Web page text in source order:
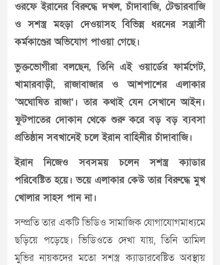
ওরফে ইরানের বিরুদ্ধে দখল, চাঁদাবাজি, টেন্ডারবাজি
ও সশস্ত্র মহড়া দেওয়াসহ বিভিন্ন ধরনের সন্ত্রাসী
কর্মকাণ্ডের অভিযোগ পাওয়া গেছে।
ভুক্তভোগীরা বলছেন, তিনি এই ওয়ার্ডের ফার্মগেট,
খামারবাড়ী, রাজাবাজার ও আশপাশের এলাকার
‘অঘোষিত রাজা’। তার কথাই যেন সেখানে আইন।
ফুটপাতের দোকান থেকে শুরু করে বড় বড় ব্যবসা
প্রতিষ্ঠান সবখানেই চলে ইরান বাহিনীর চাঁদাবাজি।
ইরান নিজেও সবসময় চলেন সশস্ত্র ক্যাডার
পরিবেষ্টিত হয়ে। ভয়ে এলাকার কেউ তার বিরুদ্ধে মুখ
খোলার সাহস পান না।
সম্প্রতি তার একটি ভিডিও সামাজিক যোগাযোগমাধ্যমে
ছড়িয়ে পড়েছে। ভিডিওতে দেখা যায়, তিনি তামিল
মুভির নায়কদের মতো সশস্ত্র ক্যাডারবেষ্টিত অবস্থায়